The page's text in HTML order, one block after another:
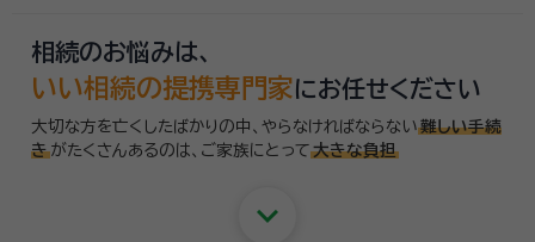
相続のお悩みは、
いい相続の提携専門家にお任せください
大切な方を亡くしたばかりの中、やらなければならない 難しい手続
き がたくさんあるのは、 ご家族にとって 大きな負担
keyboard_arrow_down